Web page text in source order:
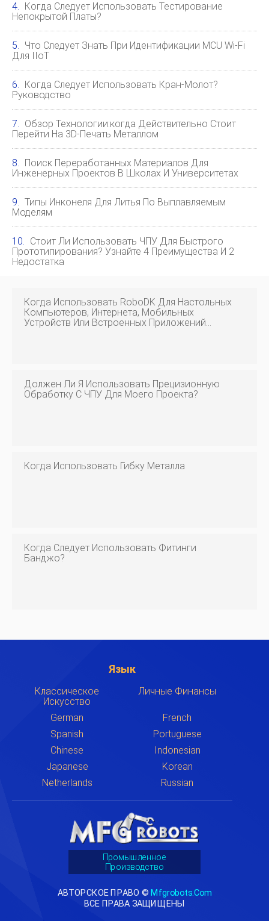
Когда Следует Использовать Тестирование
Непокрытой Платы?
Что Следует Знать При Идентификации MCU Wi-Fi
Для IIoT
Когда Следует Использовать Кран-Молот?
Руководство
Обзор Технологии:когда Действительно Стоит
Перейти На 3D-Печать Металлом
Поиск Переработанных Материалов Для
Инженерных Проектов В Школах И Университетах
Типы Инконеля Для Литья По Выплавляемым
Моделям
Стоит Ли Использовать ЧПУ Для Быстрого
Прототипирования? Узнайте 4 Преимущества И 2
Недостатка
Когда Использовать RoboDK Для Настольных
Компьютеров, Интернета, Мобильных
Устройств Или Встроенных Приложений…
Должен Ли Я Использовать Прецизионную
Обработку С ЧПУ Для Моего Проекта?
Когда Использовать Гибку Металла
Когда Следует Использовать Фитинги
Банджо?
Язык
Классическое
Искусство
Личные Финансы
German
French
Spanish
Portuguese
Chinese
Indonesian
Japanese
Korean
Netherlands
Russian
Промышленное
Производство
АВТОРСКОЕ ПРАВО © Mfgrobots.com
ВСЕ ПРАВА ЗАЩИЩЕНЫ